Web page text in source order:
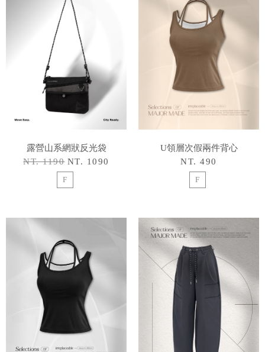
露營山系網狀反光袋
NT. 1190 NT. 1090
F
U領層次假兩件背心
NT. 490
F